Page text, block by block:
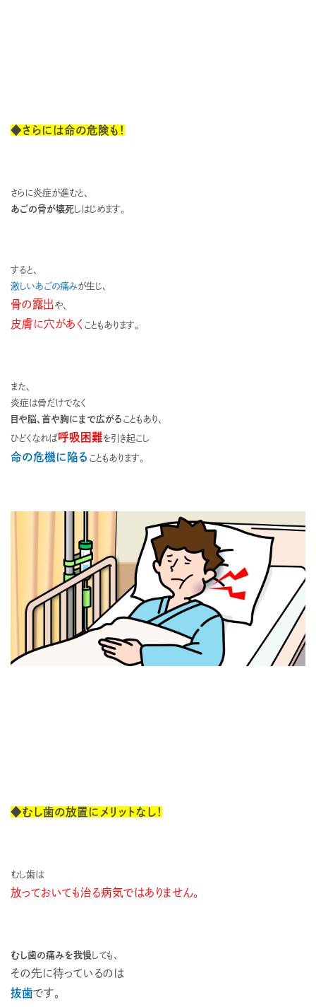
◆さらには命の危険も！
さらに炎症が進むと、
あごの骨が壊死しはじめます。
すると、
激しいあごの痛みが生じ、
骨の露出 や、
皮膚に穴があく こともあります。
また、
炎症は骨だけでなく
目や脳、首や胸にまで広がる こともあり、
ひどくなれば呼吸困難を引き起こし
命の危機に陥る こともあります。
◆むし歯の放置にメリットなし！
むし歯は
放っておいても治る病気ではありません。
むし歯の痛みを我慢 しても、
その先に待っているのは
抜歯です。